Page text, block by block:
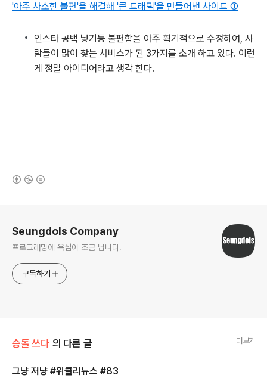
'아주 사소한 불편'을 해결해 '큰 트래픽'을 만들어낸 사이트 ①
인스타 공백 넣기등 불편함을 아주 획기적으로 수정하여, 사
람들이 많이 찾는 서비스가 된 3가지를 소개 하고 있다. 이런
게 정말 아이디어라고 생각 한다.
Seungdols Company
프로그래밍에 욕심이 조금 납니다.
구독하기
승돌 쓰다 의 다른 글 더보기
그냥 저냥 #위클리뉴스 #83